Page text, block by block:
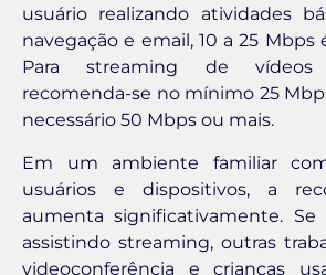
usuário realizando atividades
navegação e email, 10 a 25 Mbps
Para streaming de
recomenda-se no mínimo 25
necessário 50 Mbps ou mais.
Em um ambiente familiar
usuários e dispositivos, a
aumenta significativamente. Se
assistindo streaming, outras
videoconferência e crianças